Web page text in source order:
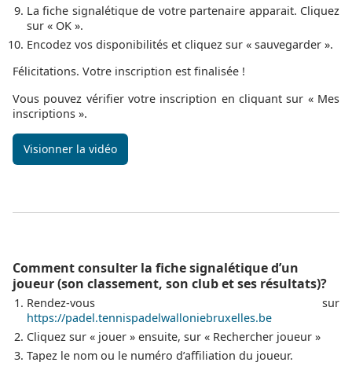
La fiche signalétique de votre partenaire apparait. Cliquez
sur « OK ».
Encodez vos disponibilités et cliquez sur « sauvegarder ».
Félicitations. Votre inscription est finalisée !
Vous pouvez vérifier votre inscription en cliquant sur « Mes
inscriptions ».
Visionner la vidéo
Comment consulter la fiche signalétique d’un
joueur (son classement, son club et ses résultats)?
Rendez-vous sur
https://padel.tennispadelwalloniebruxelles.be
Cliquez sur « jouer » ensuite, sur « Rechercher joueur »
Tapez le nom ou le numéro d’affiliation du joueur.